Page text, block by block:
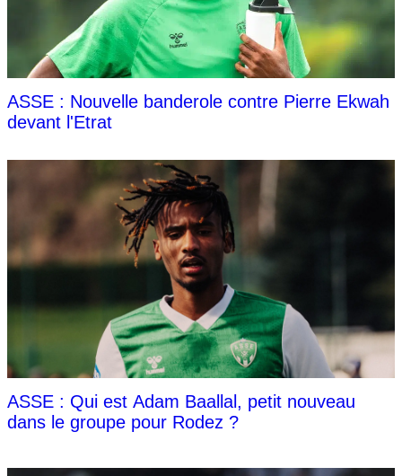
ASSE : Nouvelle banderole contre Pierre Ekwah
devant l'Etrat
ASSE : Qui est Adam Baallal, petit nouveau
dans le groupe pour Rodez ?